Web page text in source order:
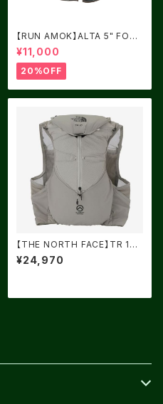
【RUN AMOK】ALTA 5" FORE
ST
¥11,000
20%OFF
【THE NORTH FACE】TR 10
キュムラスクラウド
¥24,970